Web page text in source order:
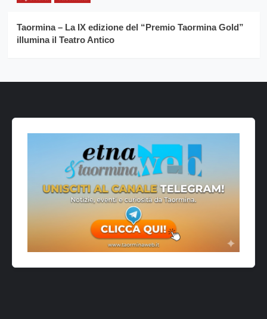
Taormina – La IX edizione del “Premio Taormina Gold”
illumina il Teatro Antico